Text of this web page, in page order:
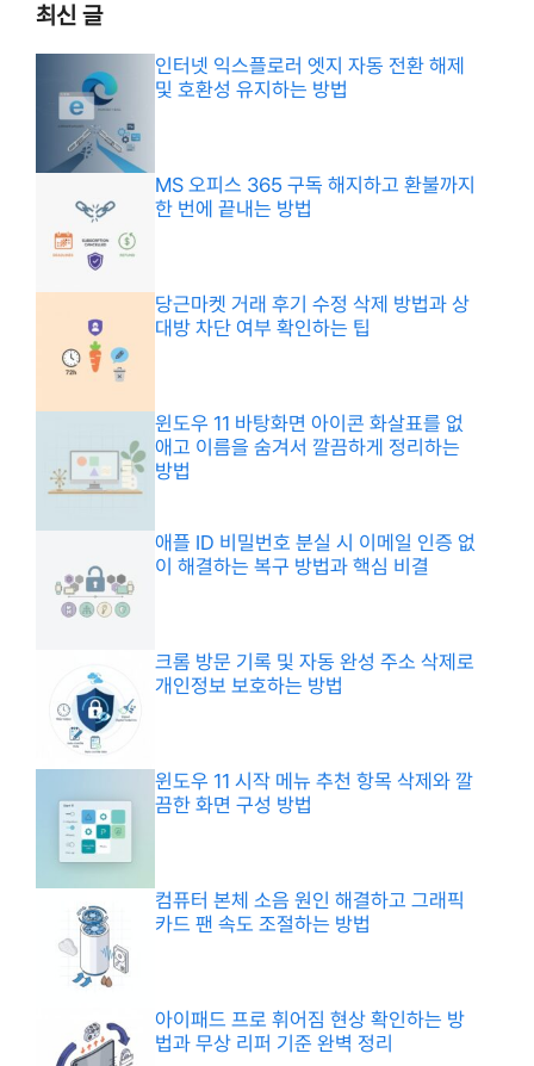
최신 글
인터넷 익스플로러 엣지 자동 전환 해제
및 호환성 유지하는 방법
MS 오피스 365 구독 해지하고 환불까지
한 번에 끝내는 방법
당근마켓 거래 후기 수정 삭제 방법과 상
대방 차단 여부 확인하는 팁
윈도우 11 바탕화면 아이콘 화살표를 없
애고 이름을 숨겨서 깔끔하게 정리하는
방법
애플 ID 비밀번호 분실 시 이메일 인증 없
이 해결하는 복구 방법과 핵심 비결
크롬 방문 기록 및 자동 완성 주소 삭제로
개인정보 보호하는 방법
윈도우 11 시작 메뉴 추천 항목 삭제와 깔
끔한 화면 구성 방법
컴퓨터 본체 소음 원인 해결하고 그래픽
카드 팬 속도 조절하는 방법
아이패드 프로 휘어짐 현상 확인하는 방
법과 무상 리퍼 기준 완벽 정리